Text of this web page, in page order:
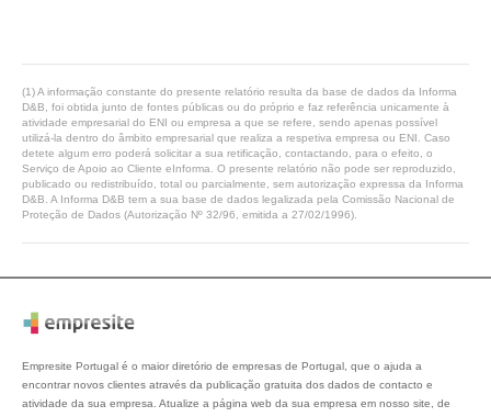
(1) A informação constante do presente relatório resulta da base de dados da Informa
D&B, foi obtida junto de fontes públicas ou do próprio e faz referência unicamente à
atividade empresarial do ENI ou empresa a que se refere, sendo apenas possível
utilizá-la dentro do âmbito empresarial que realiza a respetiva empresa ou ENI. Caso
detete algum erro poderá solicitar a sua retificação, contactando, para o efeito, o
Serviço de Apoio ao Cliente eInforma. O presente relatório não pode ser reproduzido,
publicado ou redistribuído, total ou parcialmente, sem autorização expressa da Informa
D&B. A Informa D&B tem a sua base de dados legalizada pela Comissão Nacional de
Proteção de Dados (Autorização Nº 32/96, emitida a 27/02/1996).
Empresite Portugal é o maior diretório de empresas de Portugal, que o ajuda a
encontrar novos clientes através da publicação gratuita dos dados de contacto e
atividade da sua empresa. Atualize a página web da sua empresa em nosso site, de